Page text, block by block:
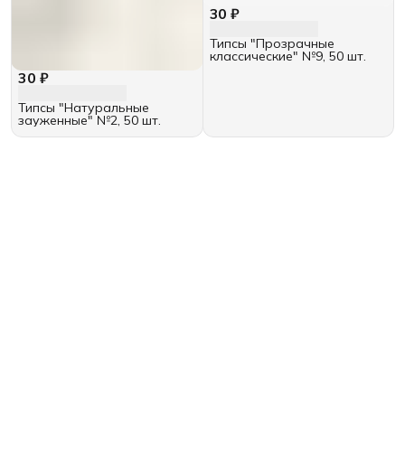
30 ₽
Типсы "Натуральные
зауженные" №2, 50 шт.
30 ₽
Типсы "Прозрачные
классические" №9, 50 шт.